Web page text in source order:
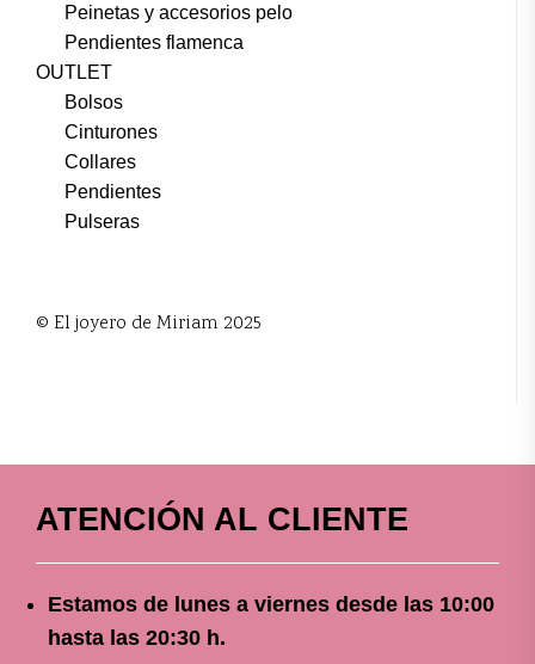
Peinetas y accesorios pelo
Pendientes flamenca
OUTLET
Bolsos
Cinturones
Collares
Pendientes
Pulseras
© El joyero de Miriam 2025
ATENCIÓN AL CLIENTE
Estamos de lunes a viernes desde las 10:00
hasta las 20:30 h.